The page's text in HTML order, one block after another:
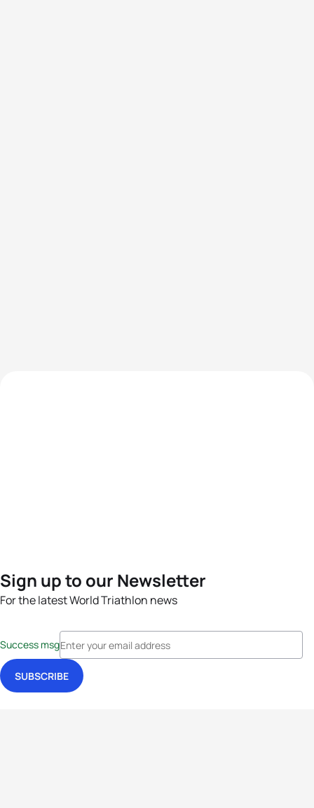
Sign up to our Newsletter
For the latest World Triathlon news
Success msg